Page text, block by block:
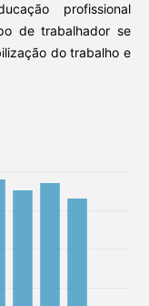
profissional
de trabalhador se
do trabalho e